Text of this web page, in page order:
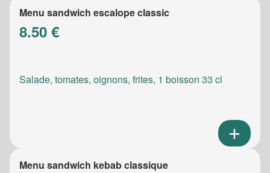
Menu sandwich escalope classic
8.50 €
Salade, tomates, oignons, frites, 1 boisson 33 cl
Menu sandwich kebab classique